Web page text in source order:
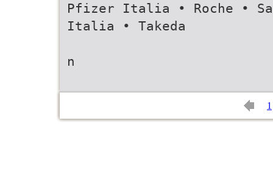
Pfizer Italia • Roche •
Italia • Takeda
n
1